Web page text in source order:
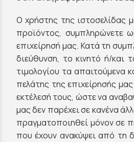
Ο χρήστης της ιστοσελίδας
προϊόντος, συμπληρώνετε
επιχείρησή μας. Κατά τη
διεύθυνση, το κινητό ή/
τιμολογίου τα απαιτούμενα
πελάτης της επιχείρησής
εκτέλεσή τους, ώστε να
μας δεν παρέχει σε κανένα
πραγματοποιηθεί μόνον σε
που έχουν ανακύψει από τη